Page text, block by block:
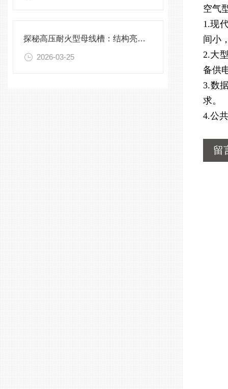
探秘高压耐火型母线槽：结构亮点与实用效能
2026-03-25
空气
1.现
间小
2.大
备供
3.数
求。
4.公
留